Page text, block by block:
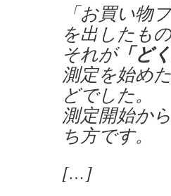
「お買い物
を出したも
それが「ど
測定を始め
どでした。
測定開始か
ち方です。
[…]